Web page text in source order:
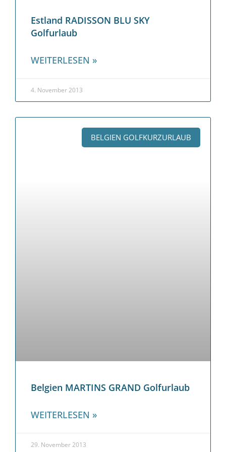
Estland RADISSON BLU SKY
Golfurlaub
WEITERLESEN »
4. November 2013
BELGIEN GOLFKURZURLAUB
Belgien MARTINS GRAND Golfurlaub
WEITERLESEN »
29. November 2013